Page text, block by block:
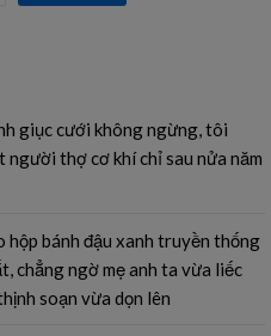
giục cưới không ngừng, tôi
người thợ cơ khí chỉ sau nửa năm
hộp bánh đậu xanh truyền thống
chẳng ngờ mẹ anh ta vừa liếc
soạn vừa dọn lên